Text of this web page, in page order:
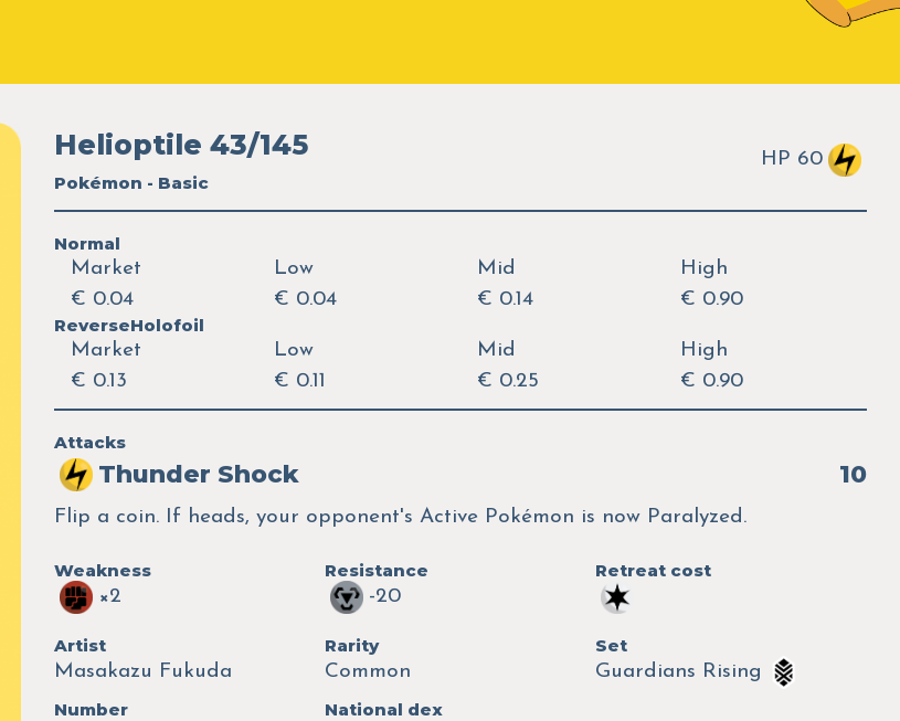
Helioptile 43/145
Pokémon - Basic
HP 60
Normal
Market
€ 0.04
Low
€ 0.04
Mid
€ 0.14
High
€ 0.90
ReverseHolofoil
Market
€ 0.13
Low
€ 0.11
Mid
€ 0.25
High
€ 0.90
Attacks
Thunder Shock 10
Flip a coin. If heads, your opponent's Active Pokémon is now Paralyzed.
Weakness
×2
Resistance
-20
Retreat cost
Artist
Masakazu Fukuda
Rarity
Common
Set
Guardians Rising
Number
National dex